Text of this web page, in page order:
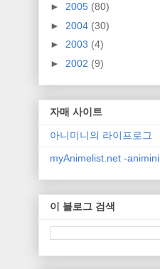
► 2005 (80)
► 2004 (30)
► 2003 (4)
► 2002 (9)
자매 사이트
아니미니의 라이프로그
myAnimelist.net -animini
이 블로그 검색